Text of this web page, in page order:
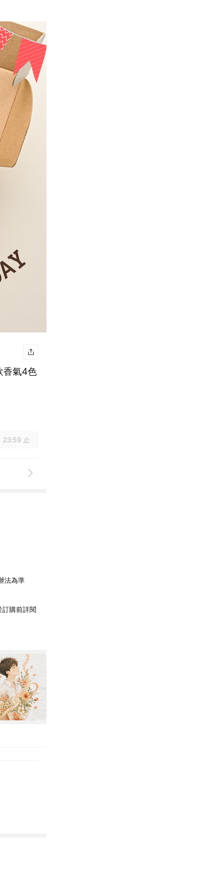
香氣4色
23:59 止
法為準
訂購前詳閱